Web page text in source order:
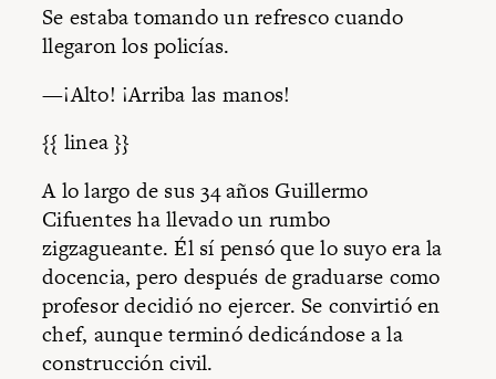
Se estaba tomando un refresco cuando
llegaron los policías.
—¡Alto! ¡Arriba las manos!
{{ linea }}
A lo largo de sus 34 años Guillermo
Cifuentes ha llevado un rumbo
zigzagueante. Él sí pensó que lo suyo era la
docencia, pero después de graduarse como
profesor decidió no ejercer. Se convirtió en
chef, aunque terminó dedicándose a la
construcción civil.